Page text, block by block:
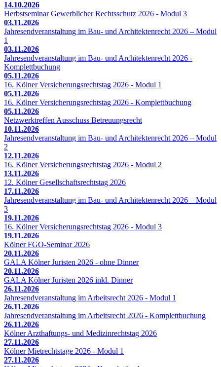
14.10.2026
Herbstseminar Gewerblicher Rechtsschutz 2026 - Modul 3
03.11.2026
Jahresendveranstaltung im Bau- und Architektenrecht 2026 – Modul
1
03.11.2026
Jahresendveranstaltung im Bau- und Architektenrecht 2026 -
Komplettbuchung
05.11.2026
16. Kölner Versicherungsrechtstag 2026 - Modul 1
05.11.2026
16. Kölner Versicherungsrechtstag 2026 - Komplettbuchung
05.11.2026
Netzwerktreffen Ausschuss Betreuungsrecht
10.11.2026
Jahresendveranstaltung im Bau- und Architektenrecht 2026 – Modul
2
12.11.2026
16. Kölner Versicherungsrechtstag 2026 - Modul 2
13.11.2026
12. Kölner Gesellschaftsrechtstag 2026
17.11.2026
Jahresendveranstaltung im Bau- und Architektenrecht 2026 – Modul
3
19.11.2026
16. Kölner Versicherungsrechtstag 2026 - Modul 3
19.11.2026
Kölner FGO-Seminar 2026
20.11.2026
GALA Kölner Juristen 2026 - ohne Dinner
20.11.2026
GALA Kölner Juristen 2026 inkl. Dinner
26.11.2026
Jahresendveranstaltung im Arbeitsrecht 2026 - Modul 1
26.11.2026
Jahresendveranstaltung im Arbeitsrecht 2026 - Komplettbuchung
26.11.2026
Kölner Arzthaftungs- und Medizinrechtstag 2026
27.11.2026
Kölner Mietrechtstage 2026 - Modul 1
27.11.2026